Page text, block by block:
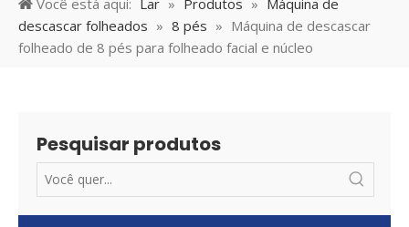
Você está aqui: Lar » Produtos » Máquina de
descascar folheados » 8 pés » Máquina de descascar
folheado de 8 pés para folheado facial e núcleo
Pesquisar produtos